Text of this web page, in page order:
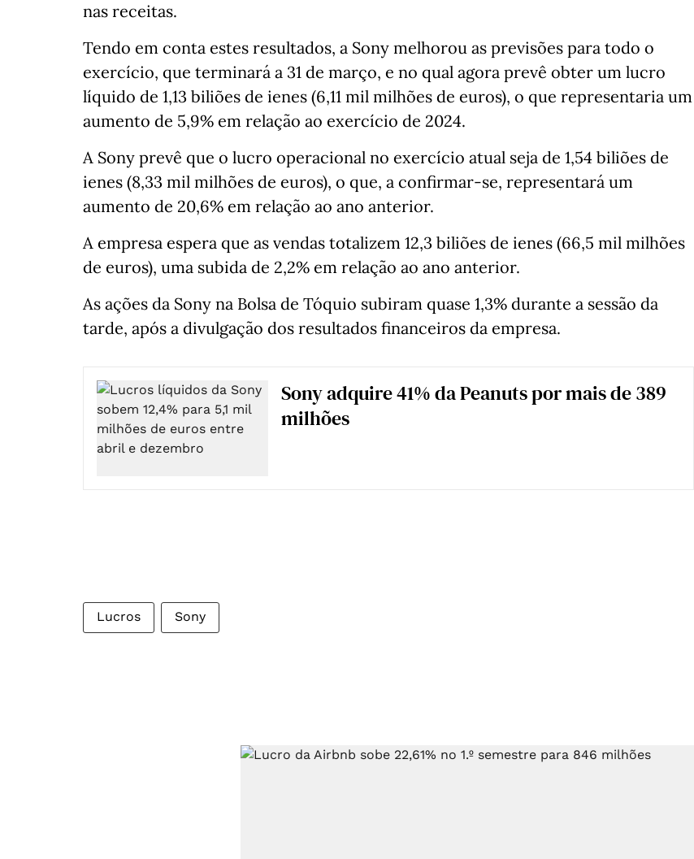
nas receitas.
Tendo em conta estes resultados, a Sony melhorou as previsões para todo o
exercício, que terminará a 31 de março, e no qual agora prevê obter um lucro
líquido de 1,13 biliões de ienes (6,11 mil milhões de euros), o que representaria um
aumento de 5,9% em relação ao exercício de 2024.
A Sony prevê que o lucro operacional no exercício atual seja de 1,54 biliões de
ienes (8,33 mil milhões de euros), o que, a confirmar-se, representará um
aumento de 20,6% em relação ao ano anterior.
A empresa espera que as vendas totalizem 12,3 biliões de ienes (66,5 mil milhões
de euros), uma subida de 2,2% em relação ao ano anterior.
As ações da Sony na Bolsa de Tóquio subiram quase 1,3% durante a sessão da
tarde, após a divulgação dos resultados financeiros da empresa.
Sony adquire 41% da Peanuts por mais de 389
milhões
Lucros Sony